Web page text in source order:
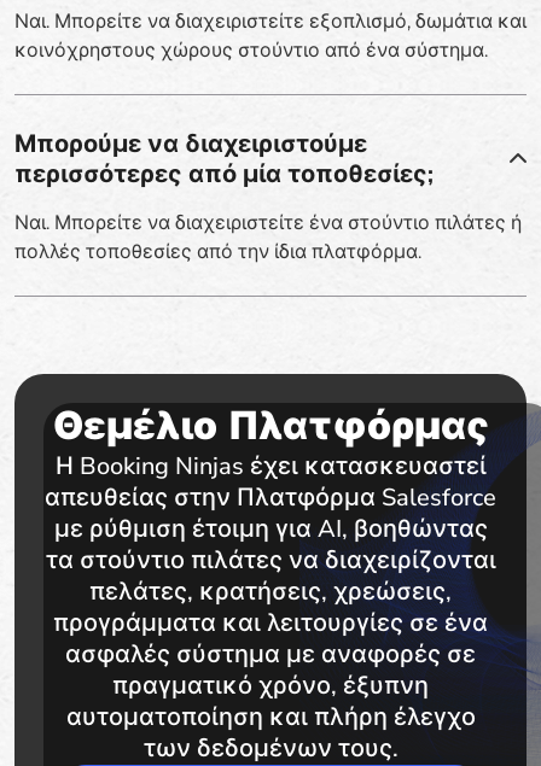
Ναι. Μπορείτε να διαχειριστείτε εξοπλισμό, δωμάτια και
κοινόχρηστους χώρους στούντιο από ένα σύστημα.
Μπορούμε να διαχειριστούμε
περισσότερες από μία τοποθεσίες;
Ναι. Μπορείτε να διαχειριστείτε ένα στούντιο πιλάτες ή
πολλές τοποθεσίες από την ίδια πλατφόρμα.
Θεμέλιο Πλατφόρμας
Η Booking Ninjas έχει κατασκευαστεί
απευθείας στην Πλατφόρμα Salesforce
με ρύθμιση έτοιμη για AI, βοηθώντας
τα στούντιο πιλάτες να διαχειρίζονται
πελάτες, κρατήσεις, χρεώσεις,
προγράμματα και λειτουργίες σε ένα
ασφαλές σύστημα με αναφορές σε
πραγματικό χρόνο, έξυπνη
αυτοματοποίηση και πλήρη έλεγχο
των δεδομένων τους.